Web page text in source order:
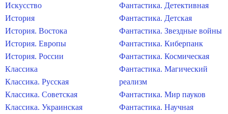
Искусство
История
История. Востока
История. Европы
История. России
Классика
Классика. Русская
Классика. Советская
Классика. Украинская
Фантастика. Детективная
Фантастика. Детская
Фантастика. Звездные войны
Фантастика. Киберпанк
Фантастика. Космическая
Фантастика. Магический
реализм
Фантастика. Мир пауков
Фантастика. Научная